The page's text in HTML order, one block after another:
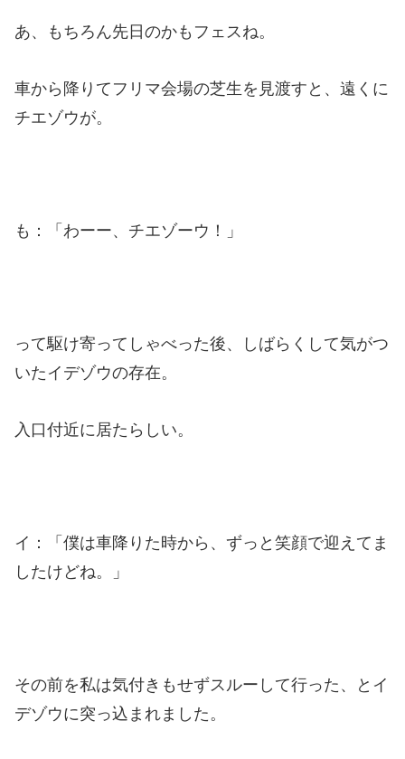
あ、もちろん先日のかもフェスね。
車から降りてフリマ会場の芝生を見渡すと、遠くに
チエゾウが。
も：「わーー、チエゾーウ！」
って駆け寄ってしゃべった後、しばらくして気がつ
いたイデゾウの存在。
入口付近に居たらしい。
イ：「僕は車降りた時から、ずっと笑顔で迎えてま
したけどね。」
その前を私は気付きもせずスルーして行った、とイ
デゾウに突っ込まれました。